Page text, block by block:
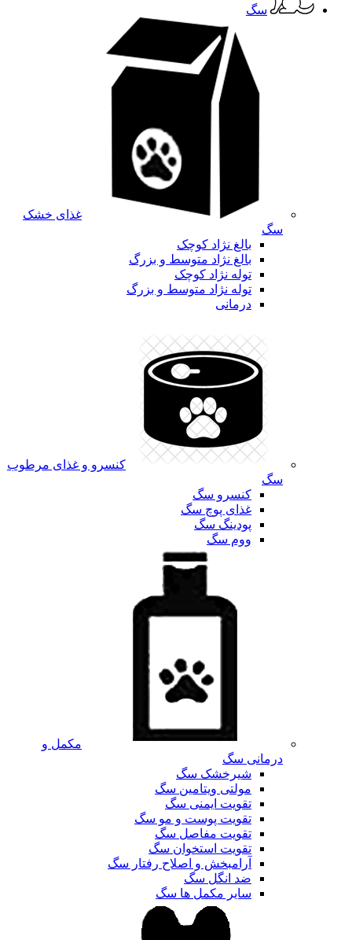
سگ
غذای خشک
سگ
بالغ نژاد کوچک
بالغ نژاد متوسط و بزرگ
توله نژاد کوچک
توله نژاد متوسط و بزرگ
درمانی
کنسرو و غذای مرطوب
سگ
کنسرو سگ
غذای پوچ سگ
پودینگ سگ
ووم سگ
مکمل و
درمانی سگ
شیرخشک سگ
مولتی ویتامین سگ
تقویت ایمنی سگ
تقویت پوست و مو سگ
تقویت مفاصل سگ
تقویت استخوان سگ
آرامبخش و اصلاح رفتار سگ
ضد انگل سگ
سایر مکمل ها سگ